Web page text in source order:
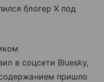
блогер X под
в соцсети Bluesky,
пришло